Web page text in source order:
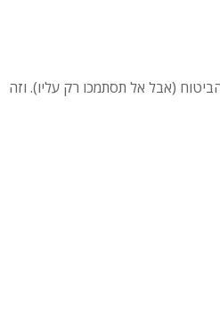
(אבל אל תסתמכו רק עליו). וזה